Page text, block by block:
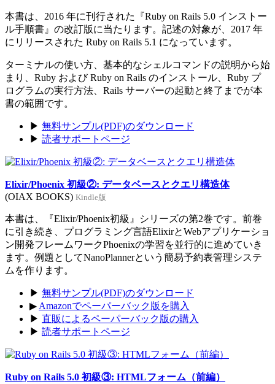
本書は、2016 年に刊行された『Ruby on Rails 5.0 インストー
ル手順書』の改訂版に当たります。記述の対象が、2017 年
にリリースされた Ruby on Rails 5.1 になっています。
ターミナルの使い方、基本的なシェルコマンドの説明から始
まり、Ruby および Ruby on Rails のインストール、Ruby プ
ログラムの実行方法、Rails サーバーの起動と終了までが本
書の範囲です。
▶ 無料サンプル(PDF)のダウンロード
▶ 読者サポートページ
Elixir/Phoenix 初級②: データベースとクエリ構造体
(OIAX BOOKS) Kindle版
本書は、『Elixir/Phoenix初級』シリーズの第2巻です。前巻
に引き続き、プログラミング言語ElixirとWebアプリケーショ
ン開発フレームワークPhoenixの学習を並行的に進めていき
ます。例題としてNanoPlannerという簡易予約表管理システ
ムを作ります。
▶ 無料サンプル(PDF)のダウンロード
▶ Amazonでペーパーバック版を購入
▶ 直販によるペーパーバック版の購入
▶ 読者サポートページ
Ruby on Rails 5.0 初級③: HTMLフォーム（前編）